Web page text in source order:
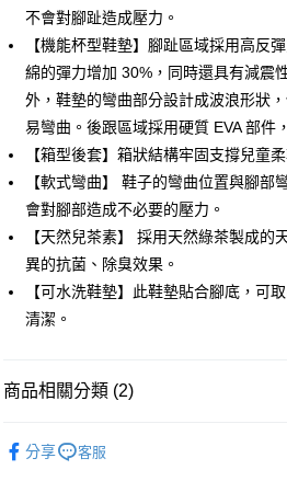
華南商業銀行
國泰世華商業銀行
兆豐
臺灣中小企業銀行
台中
匯豐（台灣）商業銀行
華泰
聯邦商業銀行
遠東
元大商業銀行
永豐
台新國際商業銀行
中國
台灣樂天信用卡公司
合作金庫商業銀行
華南商業銀行
彰化
上海商業儲蓄銀行
台北
臺灣中小企業銀行
台中
匯豐（台灣）商業銀行
華泰
聯邦商業銀行
遠東
元大商業銀行
永豐
玉山商業銀行
台灣樂天信用卡公司
12 期 0 利率 每期NT$186
合作金庫商業銀行
第一
華南商業銀行
彰化
上海商業儲蓄銀行
台北
國泰世華商業銀行
兆豐
匯豐（台灣）商業銀行
華泰
聯邦商業銀行
遠東
元大商業銀行
玉山商業銀行
星展
台新國際商業銀行
LINE Pay
Apple Pay
街口支付
悠遊付
Google Pay
全盈+PAY
AFTEE先享後付
相關說明
便利好安心！
３．安心：先確認商品／服務後，再付款。
不會對腳趾造成壓力。
【機能杯型鞋墊】腳趾區域採用高反
綿的彈力增加 30%，同時還具有減震
外，鞋墊的彎曲部分設計成波浪形狀
易彎曲。後跟區域採用硬質 EVA 部件
【箱型後套】箱狀結構牢固支撐兒童
【軟式彎曲】 鞋子的彎曲位置與腳部
會對腳部造成不必要的壓力。
【天然兒茶素】 採用天然綠茶製成的
異的抗菌、除臭效果。
【可水洗鞋墊】此鞋墊貼合腳底，可
清潔。
商品相關分類 (2)
分享 客服